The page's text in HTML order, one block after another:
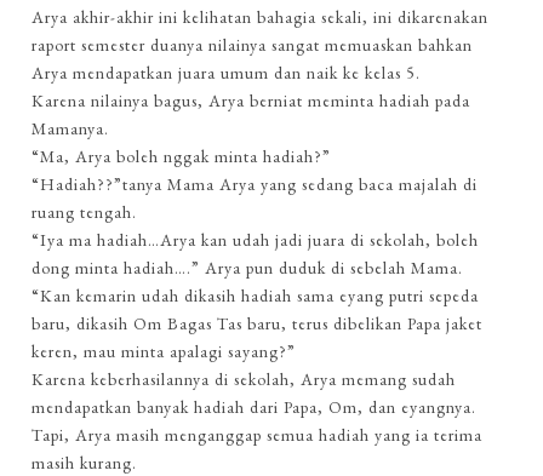
Arya akhir-akhir ini kelihatan bahagia sekali, ini dikarenakan
raport semester duanya nilainya sangat memuaskan bahkan
Arya mendapatkan juara umum dan naik ke kelas 5.
Karena nilainya bagus, Arya berniat meminta hadiah pada
Mamanya.
“Ma, Arya boleh nggak minta hadiah?”
“Hadiah??”tanya Mama Arya yang sedang baca majalah di
ruang tengah.
“Iya ma hadiah…Arya kan udah jadi juara di sekolah, boleh
dong minta hadiah….” Arya pun duduk di sebelah Mama.
“Kan kemarin udah dikasih hadiah sama eyang putri sepeda
baru, dikasih Om Bagas Tas baru, terus dibelikan Papa jaket
keren, mau minta apalagi sayang?”
Karena keberhasilannya di sekolah, Arya memang sudah
mendapatkan banyak hadiah dari Papa, Om, dan eyangnya.
Tapi, Arya masih menganggap semua hadiah yang ia terima
masih kurang.